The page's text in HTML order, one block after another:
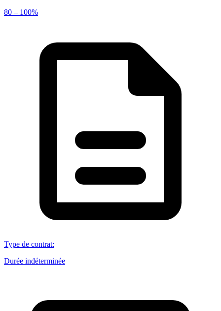
80 – 100%
Type de contrat:
Durée indéterminée